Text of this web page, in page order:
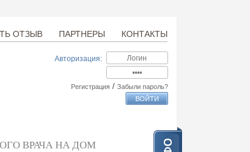
КОНТАКТЫ
ПАРТНЕРЫ
ОТЗЫВ
Авторизация:
Регистрация / Забыли пароль?
ВРАЧА НА ДОМ